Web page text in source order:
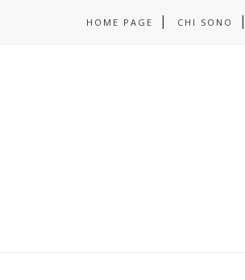
HOME PAGE CHI SONO